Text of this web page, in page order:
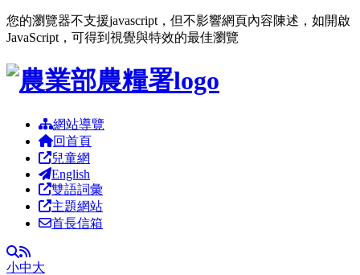
您的瀏覽器不支援javascript，但不影響網頁內容陳述，如開啟
JavaScript，可得到視覺與特效的最佳瀏覽
跳到主要內容區塊
網站導覽
回首頁
兒童網
English
雙語詞彙
主題網站
首長信箱
全文檢索
RSS
小中大